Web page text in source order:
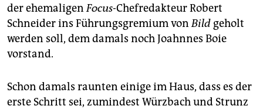
der ehemaligenFocus-Chefredakteur Robert
Schneider ins Führungsgremium vonBild geholt
werden soll, dem damals noch Joahnnes Boie
vorstand.
Schon damals raunten einige im Haus, dass es der
erste Schritt sei, zumindest Würzbach und Strunz